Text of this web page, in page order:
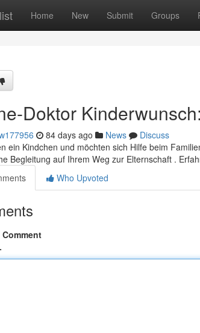
Home New Submit Groups
Doktor
84 days ago News
Discuss
ein Kindchen und möchten sich Hilfe beim
Begleitung auf Ihrem Weg zur Elternschaft .
Who Upvoted